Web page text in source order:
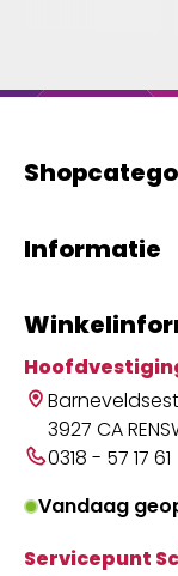
Informatie
3927 CA
0318 - 57 17 61
Vandaag
Servicepunt